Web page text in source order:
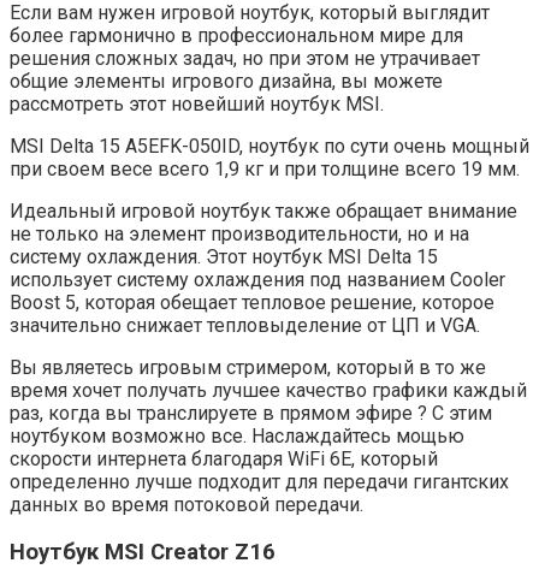
Если вам нужен игровой ноутбук, который выглядит
более гармонично в профессиональном мире для
решения сложных задач, но при этом не утрачивает
общие элементы игрового дизайна, вы можете
рассмотреть этот новейший ноутбук MSI.
MSI Delta 15 A5EFK-050ID, ноутбук по сути очень мощный
при своем весе всего 1,9 кг и при толщине всего 19 мм.
Идеальный игровой ноутбук также обращает внимание
не только на элемент производительности, но и на
систему охлаждения. Этот ноутбук MSI Delta 15
использует систему охлаждения под названием Cooler
Boost 5, которая обещает тепловое решение, которое
значительно снижает тепловыделение от ЦП и VGA.
Вы являетесь игровым стримером, который в то же
время хочет получать лучшее качество графики каждый
раз, когда вы транслируете в прямом эфире ? С этим
ноутбуком возможно все. Наслаждайтесь мощью
скорости интернета благодаря WiFi 6E, который
определенно лучше подходит для передачи гигантских
данных во время потоковой передачи.
Ноутбук MSI Creator Z16